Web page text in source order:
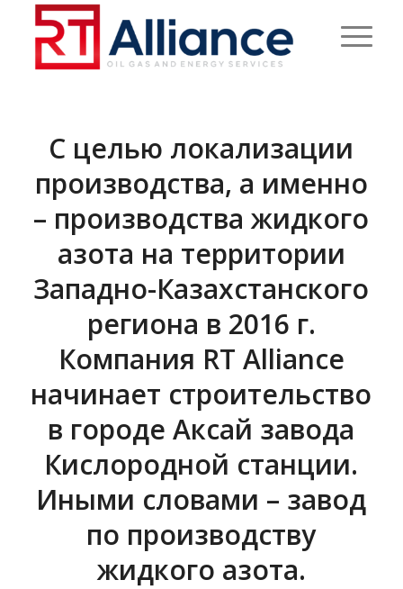
С целью локализации
производства, а именно
– производства жидкого
азота на территории
Западно-Казахстанского
региона в 2016 г.
Компания RT Alliance
начинает строительство
в городе Аксай завода
Кислородной станции.
Иными словами – завод
по производству
жидкого азота.